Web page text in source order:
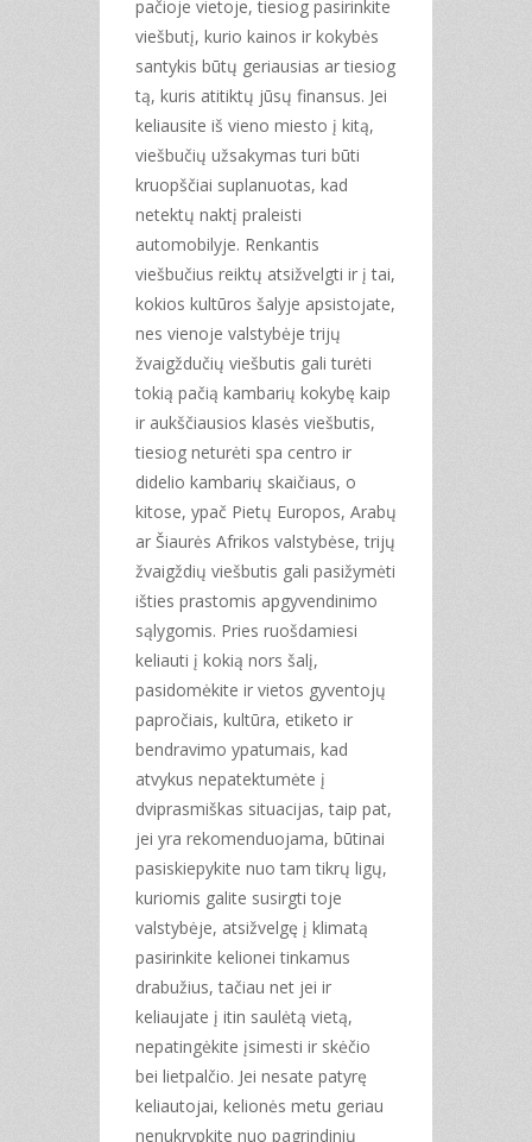
pačioje vietoje, tiesiog pasirinkite
viešbutį, kurio kainos ir kokybės
santykis būtų geriausias ar tiesiog
tą, kuris atitiktų jūsų finansus. Jei
keliausite iš vieno miesto į kitą,
viešbučių užsakymas turi būti
kruopščiai suplanuotas, kad
netektų naktį praleisti
automobilyje. Renkantis
viešbučius reiktų atsižvelgti ir į tai,
kokios kultūros šalyje apsistojate,
nes vienoje valstybėje trijų
žvaigždučių viešbutis gali turėti
tokią pačią kambarių kokybę kaip
ir aukščiausios klasės viešbutis,
tiesiog neturėti spa centro ir
didelio kambarių skaičiaus, o
kitose, ypač Pietų Europos, Arabų
ar Šiaurės Afrikos valstybėse, trijų
žvaigždių viešbutis gali pasižymėti
išties prastomis apgyvendinimo
sąlygomis. Pries ruošdamiesi
keliauti į kokią nors šalį,
pasidomėkite ir vietos gyventojų
papročiais, kultūra, etiketo ir
bendravimo ypatumais, kad
atvykus nepatektumėte į
dviprasmiškas situacijas, taip pat,
jei yra rekomenduojama, būtinai
pasiskiepykite nuo tam tikrų ligų,
kuriomis galite susirgti toje
valstybėje, atsižvelgę į klimatą
pasirinkite kelionei tinkamus
drabužius, tačiau net jei ir
keliaujate į itin saulėtą vietą,
nepatingėkite įsimesti ir skėčio
bei lietpalčio. Jei nesate patyrę
keliautojai, kelionės metu geriau
nenukrypkite nuo pagrindinių